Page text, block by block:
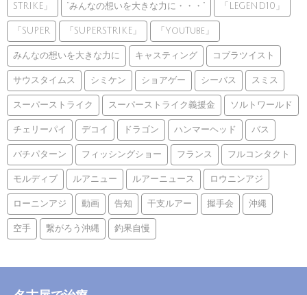
STRIKE」 ”みんなの想いを大きな力に・・・” 「LEGEND10」
「SUPER 「SUPERSTRIKE」 「YouTube」
みんなの想いを大きな力に キャスティング コブラツイスト
サウスタイムス シミケン ショアゲー シーバス スミス
スーパーストライク スーパーストライク義援金 ソルトワールド
チェリーパイ デコイ ドラゴン ハンマーヘッド バス
バチパターン フィッシングショー フランス フルコンタクト
モルディブ ルアニュー ルアーニュース ロウニンアジ
ローニンアジ 動画 告知 干支ルアー 握手会 沖縄
空手 繋がろう沖縄 釣果自慢